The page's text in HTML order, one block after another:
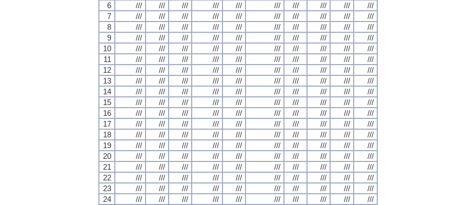
6
/// /// /// /// /// /// /// /// ///
///
7
/// /// /// /// /// /// /// /// ///
///
8
/// /// /// /// /// /// /// /// ///
///
9
/// /// /// /// /// /// /// /// ///
///
10
/// /// /// /// /// /// /// /// ///
///
11
/// /// /// /// /// /// /// /// ///
///
12
/// /// /// /// /// /// /// /// ///
///
13
/// /// /// /// /// /// /// /// ///
///
14
/// /// /// /// /// /// /// /// ///
///
15
/// /// /// /// /// /// /// /// ///
///
16
/// /// /// /// /// /// /// /// ///
///
17
/// /// /// /// /// /// /// /// ///
///
18
/// /// /// /// /// /// /// /// ///
///
19
/// /// /// /// /// /// /// /// ///
///
20
/// /// /// /// /// /// /// /// ///
///
21
/// /// /// /// /// /// /// /// ///
///
22
/// /// /// /// /// /// /// /// ///
///
23
/// /// /// /// /// /// /// /// ///
///
24
/// /// /// /// /// /// /// /// /// ///